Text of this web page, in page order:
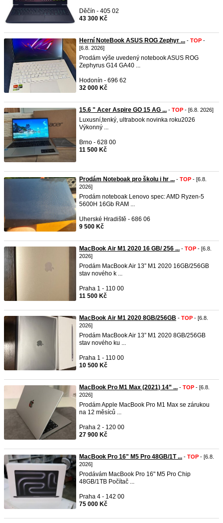
Děčín - 405 02
43 300 Kč
Herní NoteBook ASUS ROG Zephyr ... - TOP -
[6.8. 2026]
Prodám výše uvedený notebook ASUS ROG
Zephyrus G14 GA40 ...
Hodonín - 696 62
32 000 Kč
15.6 " Acer Aspire GO 15 AG ... - TOP - [6.8. 2026]
Luxusní,tenký, ultrabook novinka roku2026
Výkonný ...
Brno - 628 00
11 500 Kč
Prodám Noteboak pro školu i hr ... - TOP - [6.8.
2026]
Prodám noteboak Lenovo spec: AMD Ryzen-5
5600H 16Gb RAM ...
Uherské Hradiště - 686 06
9 500 Kč
MacBook Air M1 2020 16 GB/ 256 ... - TOP - [6.8.
2026]
Prodám MacBook Air 13” M1 2020 16GB/256GB
stav nového k ...
Praha 1 - 110 00
11 500 Kč
MacBook Air M1 2020 8GB/256GB - TOP - [6.8.
2026]
Prodám MacBook Air 13” M1 2020 8GB/256GB
stav nového ku ...
Praha 1 - 110 00
10 500 Kč
MacBook Pro M1 Max (2021) 14” ... - TOP - [6.8.
2026]
Prodám Apple MacBook Pro M1 Max se zárukou
na 12 měsíců ...
Praha 2 - 120 00
27 900 Kč
MacBook Pro 16" M5 Pro 48GB/1T ... - TOP - [6.8.
2026]
Prodávám MacBook Pro 16" M5 Pro Chip
48GB/1TB Počítač ...
Praha 4 - 142 00
75 000 Kč